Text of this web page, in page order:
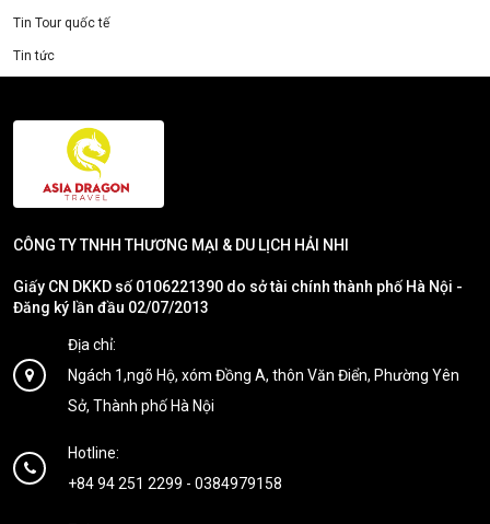
Tin Tour quốc tế
Tin tức
CÔNG TY TNHH THƯƠNG MẠI & DU LỊCH HẢI NHI
Giấy CN DKKD số 0106221390 do sở tài chính thành phố Hà Nội -
Đăng ký lần đầu 02/07/2013
Địa chỉ:
Ngách 1,ngõ Hộ, xóm Đồng A, thôn Văn Điển, Phường Yên
Sở, Thành phố Hà Nội
Hotline:
+84 94 251 2299 - 0384979158